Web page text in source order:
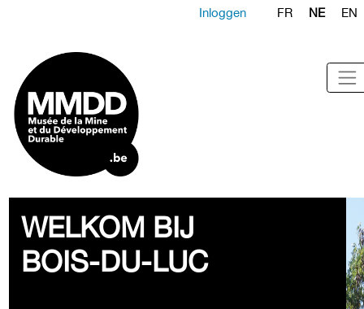
Inloggen FR NE EN
WELKOM BIJ
BOIS-DU-LUC